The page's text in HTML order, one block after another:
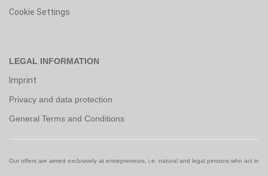
Cookie Settings
LEGAL INFORMATION
Imprint
Privacy and data protection
General Terms and Conditions
Our offers are aimed exclusively at entrepreneurs, i.e. natural and legal persons who act in